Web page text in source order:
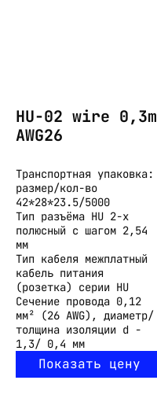
HU-02 wire 0,3m
AWG26
Транспортная упаковка:
размер/кол-во
42*28*23.5/5000
Тип разъёма HU 2-х
полюсный с шагом 2,54
мм
Тип кабеля межплатный
кабель питания
(розетка) серии HU
Сечение провода 0,12
мм² (26 AWG), диаметр/
толщина изоляции d -
1,3/ 0,4 мм
Показать цену